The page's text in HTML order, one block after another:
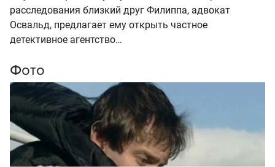
расследования близкий друг Филиппа, адвокат
Освальд, предлагает ему открыть частное
детективное агентство…
Фото